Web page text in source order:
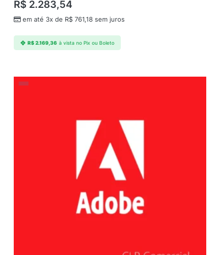
R$ 2.283,54
em até 3x de R$ 761,18 sem juros
R$2.169,36 à vista no Pix ou Boleto